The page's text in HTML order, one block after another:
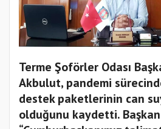
Terme Şoförler Odası
Akbulut, pandemi
destek paketlerinin can
olduğunu kaydetti.